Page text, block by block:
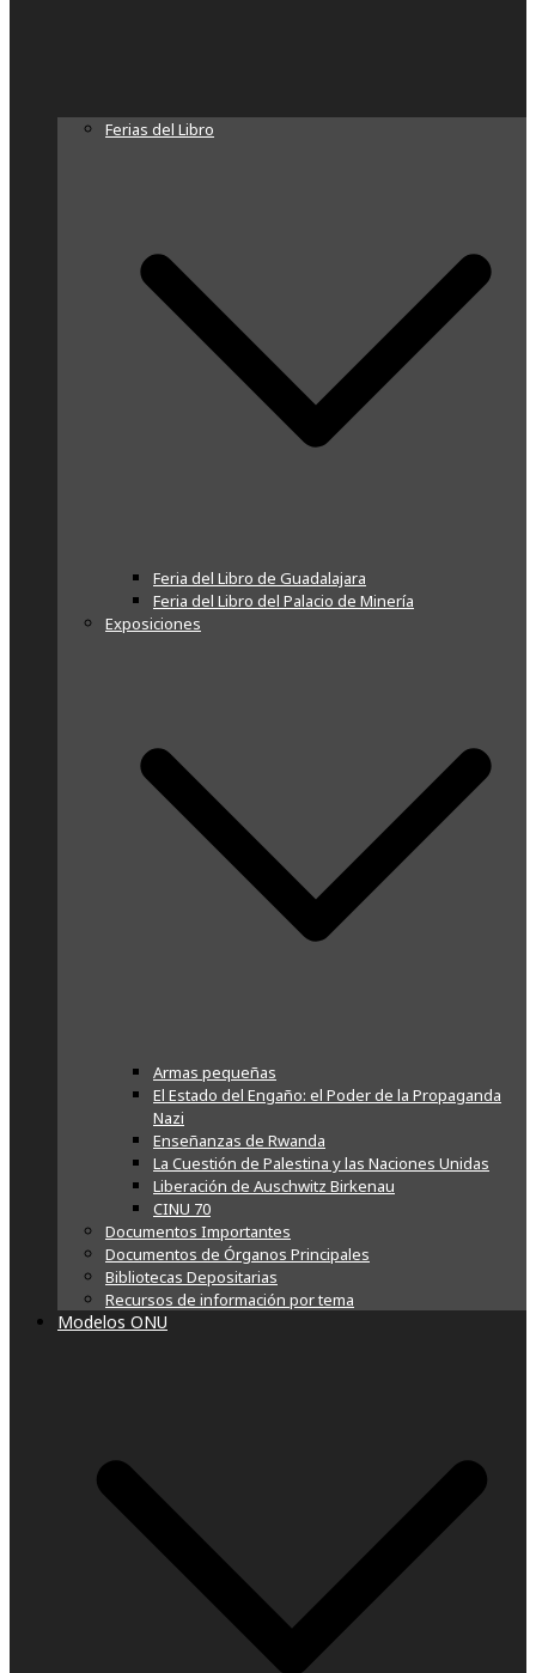
Ferias del Libro
Feria del Libro de Guadalajara
Feria del Libro del Palacio de Minería
Exposiciones
Armas pequeñas
El Estado del Engaño: el Poder de la Propaganda
Nazi
Enseñanzas de Rwanda
La Cuestión de Palestina y las Naciones Unidas
Liberación de Auschwitz Birkenau
CINU 70
Documentos Importantes
Documentos de Órganos Principales
Bibliotecas Depositarias
Recursos de información por tema
Modelos ONU